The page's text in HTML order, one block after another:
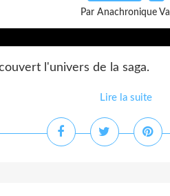
Par Anachronique Val
l'univers de la saga.
Lire la suite